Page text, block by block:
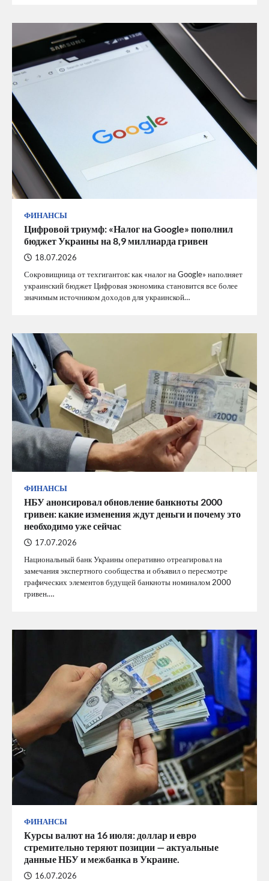
ФИНАНСЫ
Цифровой триумф: «Налог на Google» пополнил
бюджет Украины на 8,9 миллиарда гривен
18.07.2026
Сокровищница от техгигантов: как «налог на Google» наполняет
украинский бюджет Цифровая экономика становится все более
значимым источником доходов для украинской…
ФИНАНСЫ
НБУ анонсировал обновление банкноты 2000
гривен: какие изменения ждут деньги и почему это
необходимо уже сейчас
17.07.2026
Национальный банк Украины оперативно отреагировал на
замечания экспертного сообщества и объявил о пересмотре
графических элементов будущей банкноты номиналом 2000
гривен.…
ФИНАНСЫ
Курсы валют на 16 июля: доллар и евро
стремительно теряют позиции — актуальные
данные НБУ и межбанка в Украине.
16.07.2026